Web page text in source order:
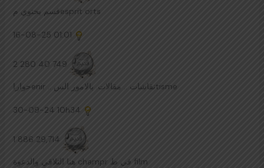
قسم يحتوي مesprit orts
16-08-25 01:01
2 280 40 749
حواراenir .. نقاشات .. مقالات. بالامور السtisme
30-09-24 10h34
1 886 29,714
هنا التلاقي والدعوة champr في ط film